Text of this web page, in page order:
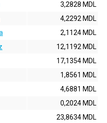
3,2828 MDL
4,2292 MDL
2,1124 MDL
12,1192 MDL
17,1354 MDL
1,8561 MDL
4,6881 MDL
0,2024 MDL
23,8634 MDL